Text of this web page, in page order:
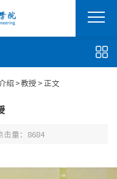
绍 >教授 >正文
击量： 8684